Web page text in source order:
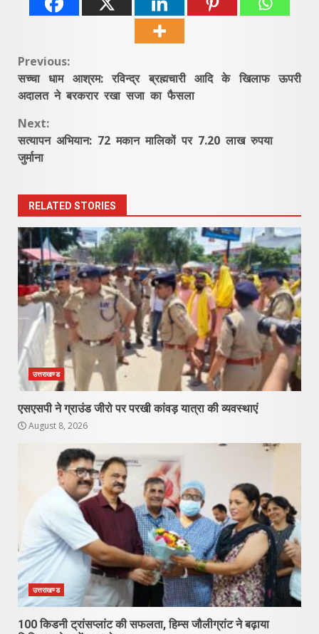
Continue
Reading
Previous:
सच्चा धाम आश्रम: रविन्द्र ब्रह्मचारी आदि के खिलाफ ऊपरी
अदालत ने बरकरार रखा सजा का फैसला
Next:
सत्यापन अभियान: 72 मकान मालिकों पर 7.20 लाख रुपया
जुर्माना
RELATED STORIES
उत्तराखण्ड
एसएसपी ने ग्राउंड जीरो पर परखी कांवड़ यात्रा की व्यवस्थाएं
August 8, 2026
उत्तराखण्ड
100 किडनी ट्रांसप्लांट की सफलता, हिम्स जौलीग्रांट ने बढ़ाया